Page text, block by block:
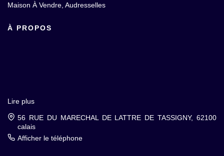
Maison À Vendre, Audresselles
À PROPOS
Lire plus
56 RUE DU MARECHAL DE LATTRE DE TASSIGNY, 62100
calais
Afficher le téléphone